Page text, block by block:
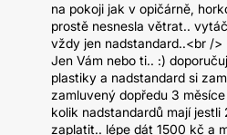
na pokoji jak v opičárně,
prostě nesnesla větrat..
vždy jen nadstandard..<br />
Jen Vám nebo ti.. :)
plastiky a nadstandard si
zamluvený dopředu 3
kolik nadstandardů mají
zaplatit.. lépe dát 1500 kč a